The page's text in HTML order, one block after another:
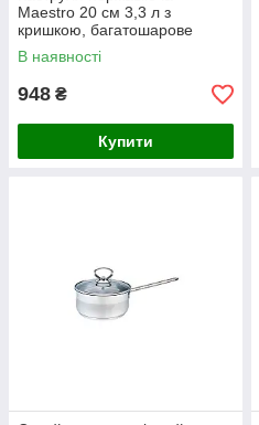
Maestro 20 см 3,3 л з
кришкою, багатошарове
термоакумулююче дно MR-
3507-20
В наявності
948 ₴
Купити